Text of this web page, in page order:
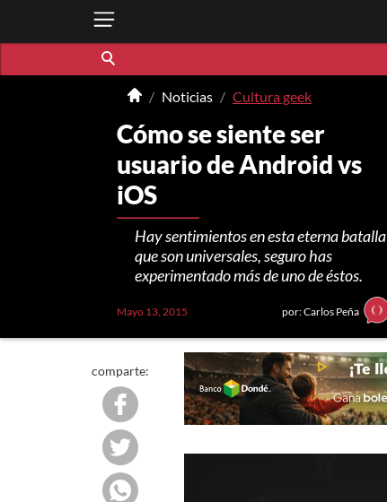
Noticias Cultura geek
Cómo se siente ser
usuario de Android vs
iOS
Hay sentimientos en esta eterna batalla
que son universales, seguro has
experimentado más de uno de éstos.
Mayo 13, 2015 por: Carlos Peña
comparte: